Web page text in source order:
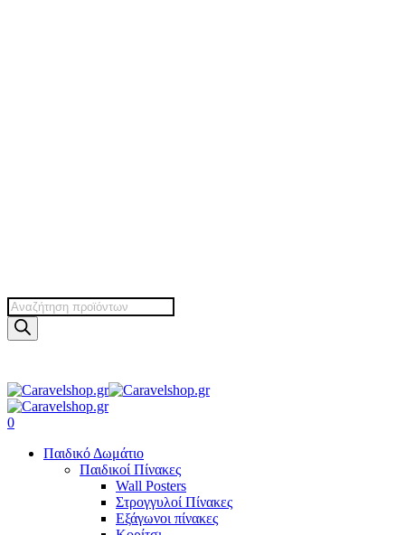
Products
search
search
account
0
Παιδικό Δωμάτιο
Παιδικοί Πίνακες
Wall Posters
Στρογγυλοί Πίνακες
Εξάγωνοι πίνακες